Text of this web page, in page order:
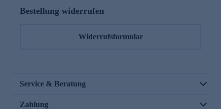
Bestellung widerrufen
Widerrufsformular
Service & Beratung
Zahlung